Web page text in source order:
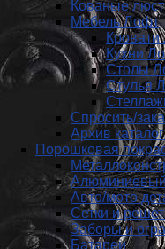
Кованые
Мебель Лофт
Кухни
Столы
Стулья
Спросить/
Архив
Порошковая
Авто/мото
Сетки и
Заборы и
Батареи